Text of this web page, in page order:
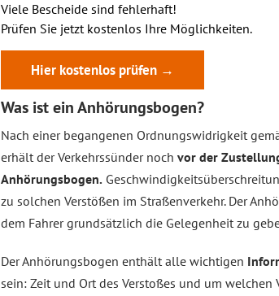
Viele Bescheide sind fehlerhaft!
Prüfen Sie jetzt kostenlos Ihre Möglichkeiten.
Hier kostenlos prüfen →
Was ist ein Anhörungsbogen?
Nach einer begangenen Ordnungswidrigkeit
erhält der Verkehrssünder noch vor der
Anhörungsbogen.
zu solchen Verstößen im Straßenverkehr. Der
dem Fahrer grundsätzlich die Gelegenheit zu
Der Anhörungsbogen enthält alle wichtigen
sein: Zeit und Ort des Verstoßes und um welchen